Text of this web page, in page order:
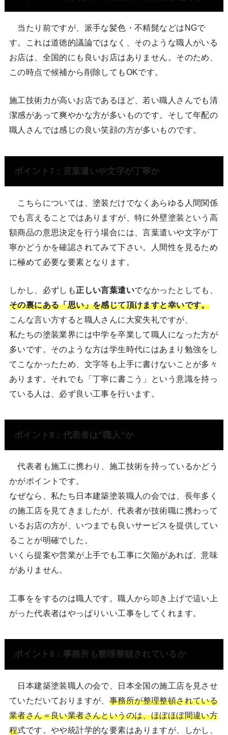
当たり前ですが、派手な髪色・不精髭などはNGで
す。これは道徳的議論ではなく、そのような職人がいる
お店は、全国的にも良いお店はありません。そのため、
この時点で候補から削除してもOKです。
施工技術力が高いお店であるほど、若い職人さんでも清
潔感があって爽やかな方が多いものです。そして年配の
職人さんでは感じの良い笑顔の方が多いものです。
ポイント7：言葉遣いや文字が丁寧か
こちらについては、塗装だけでなくあらゆる人間関係
でも言えることではありますが、特に外壁塗装という高
額商品の意思決定を行う場合には、言葉遣いや文字が丁
寧かどうかを確認されてみて下さい。人間性を見るため
に極めて必要な要素となります。
しかし、必ずしも正しい言葉遣いでなかったとしても、
その裏にある「思い」を感じて頂けますと幸いです。
こんな言い方すると職人さんに大変失礼ですが、
私たちの塗装業界には中学を卒業して職人になった方が
多いです。そのような方は学生時代にはあまり勉強をし
てこなかったため、文字等も上手に書けないことが多々
あります。それでも「丁寧に書こう」という意識を持っ
ている人は、必ず良い工事を行います。
ポイント8：代表者は”職人”か
代表者も施工に携わり、施工技術を持っているかどう
かがポイントです。
なぜなら、私たち日本建築塗装職人の会では、長年多く
の施工店を見てきましたが、代表者が技術職に携わって
いるお店の方が、いつまでも良いサービスを提供してい
ることが明確でした。
いくら提案や営業が上手でも工事に欠陥があれば、意味
がありません。
工事ををするのは職人です。職人から叩き上げで這い上
がった代表者はやっぱりいい工事をしてくれます。
ポイント9：事務所も整理整頓されているか
日本建築塗装職人の会で、日本全国の施工店を見させ
ていただいておりますが、 事務所が整理整頓されている
業者さん＝良い業者さんというのは、ほぼほぼ間違い方
程式です。やや統計学的な要素はありますが、しかし、